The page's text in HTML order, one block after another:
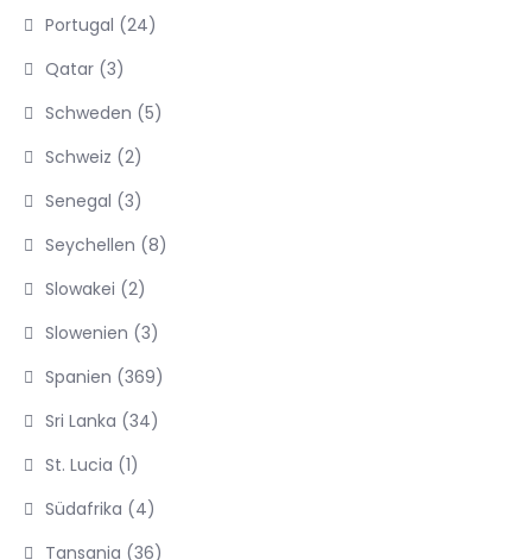
Portugal (24)
Qatar (3)
Schweden (5)
Schweiz (2)
Senegal (3)
Seychellen (8)
Slowakei (2)
Slowenien (3)
Spanien (369)
Sri Lanka (34)
St. Lucia (1)
Südafrika (4)
Tansania (36)